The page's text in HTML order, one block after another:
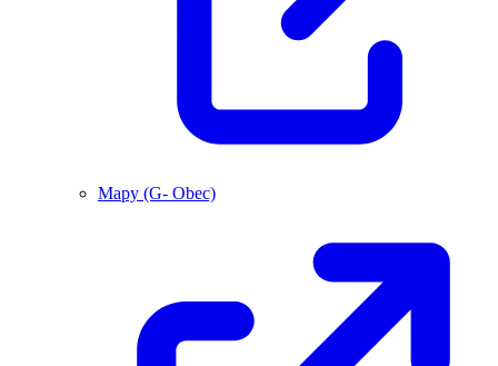
Mapy (G- Obec)